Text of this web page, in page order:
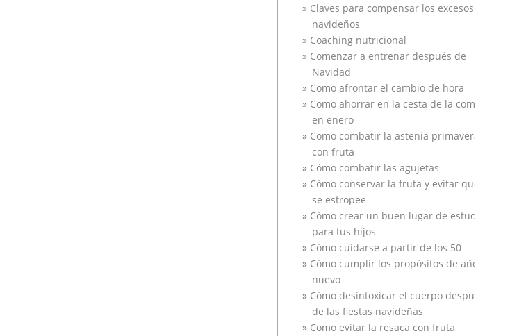
Claves para compensar los excesos
navideños
Coaching nutricional
Comenzar a entrenar después de
Navidad
Como afrontar el cambio de hora
Como ahorrar en la cesta de la compra
en enero
Como combatir la astenia primaveral
con fruta
Cómo combatir las agujetas
Cómo conservar la fruta y evitar que
se estropee
Cómo crear un buen lugar de estudio
para tus hijos
Cómo cuidarse a partir de los 50
Cómo cumplir los propósitos de año
nuevo
Cómo desintoxicar el cuerpo después
de las fiestas navideñas
Como evitar la resaca con fruta